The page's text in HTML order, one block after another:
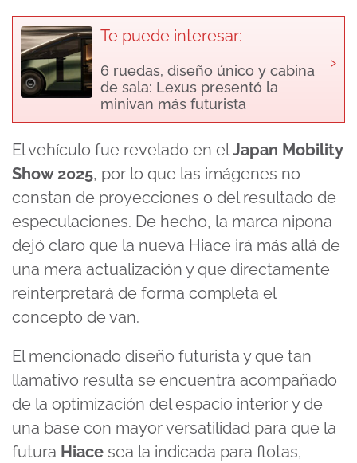
Te puede interesar:
6 ruedas, diseño único y cabina
de sala: Lexus presentó la
minivan más futurista
›
El vehículo fue revelado en elJapan Mobility
Show 2025, por lo que las imágenes no
constan de proyecciones o del resultado de
especulaciones. De hecho, la marca nipona
dejó claro que la nueva Hiace irá más allá de
una mera actualización y que directamente
reinterpretará de forma completa el
concepto de van.
El mencionado diseño futurista y que tan
llamativo resulta se encuentra acompañado
de la optimización del espacio interior y de
una base con mayor versatilidad para que la
futura Hiace sea la indicada para flotas,